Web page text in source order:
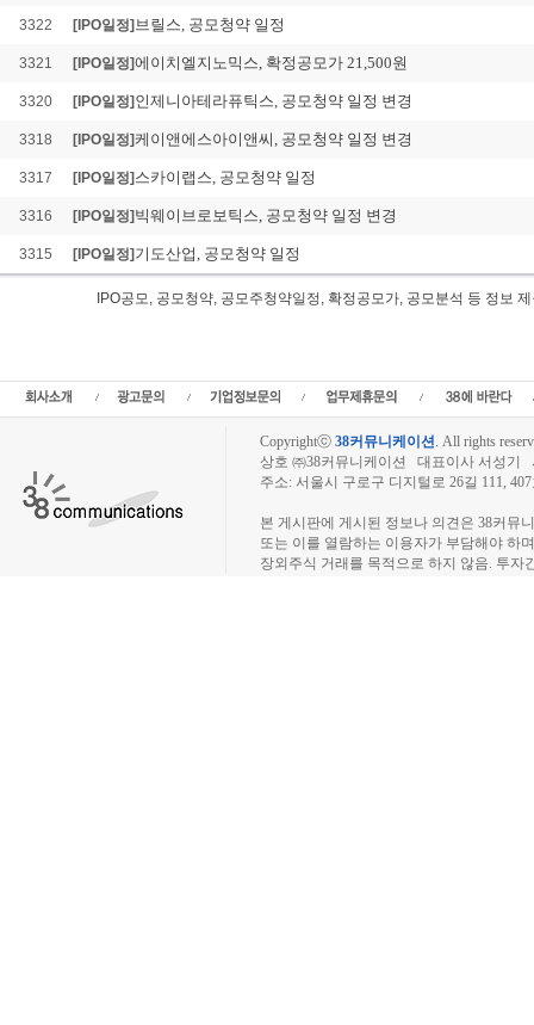
3322 [IPO일정] 브릴스, 공모청약 일정
3321 [IPO일정]에이치엘지노믹스, 확정공모가 21,500원
3320 [IPO일정] 인제니아테라퓨틱스, 공모청약 일정 변경
3318 [IPO일정] 케이앤에스아이앤씨, 공모청약 일정 변경
3317 [IPO일정] 스카이랩스, 공모청약 일정
3316 [IPO일정] 빅웨이브로보틱스, 공모청약 일정 변경
3315 [IPO일정] 기도산업, 공모청약 일정
IPO공모, 공모청약, 공모주청약일정, 확정공모가, 공모분석 등 정
Copyrightⓒ 38커뮤니케이션. All rights
상호 ㈜38커뮤니케이션 대표이사 서성기
주소: 서울시 구로구 디지털로 26길 111,
본 게시판에 게시된 정보나 의견은 38커뮤
또는 이를 열람하는 이용자가 부담해야 하
장외주식 거래를 목적으로 하지 않음. 투